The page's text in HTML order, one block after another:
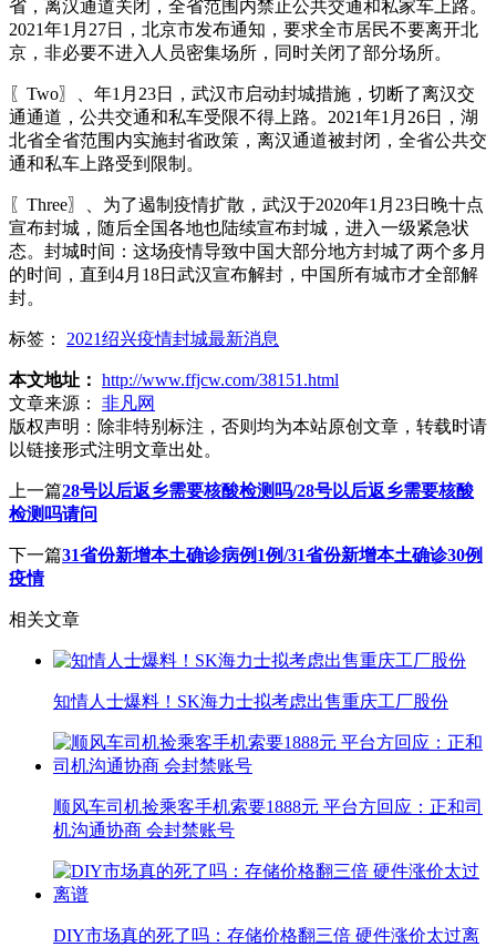
省，离汉通道关闭，全省范围内禁止公共交通和私家车上路。
2021年1月27日，北京市发布通知，要求全市居民不要离开北
京，非必要不进入人员密集场所，同时关闭了部分场所。
〖Two〗、年1月23日，武汉市启动封城措施，切断了离汉交
通通道，公共交通和私车受限不得上路。2021年1月26日，湖
北省全省范围内实施封省政策，离汉通道被封闭，全省公共交
通和私车上路受到限制。
〖Three〗、为了遏制疫情扩散，武汉于2020年1月23日晚十点
宣布封城，随后全国各地也陆续宣布封城，进入一级紧急状
态。封城时间：这场疫情导致中国大部分地方封城了两个多月
的时间，直到4月18日武汉宣布解封，中国所有城市才全部解
封。
标签： 2021绍兴疫情封城最新消息
本文地址： http://www.ffjcw.com/38151.html
文章来源：
非凡网
版权声明： 除非特别标注，否则均为本站原创文章，转载时请
以链接形式注明文章出处。
上一篇28号以后返乡需要核酸检测吗/28号以后返乡需要核酸
检测吗请问
下一篇31省份新增本土确诊病例1例/31省份新增本土确诊30例
疫情
相关文章
知情人士爆料！SK海力士拟考虑出售重庆工厂股份
顺风车司机捡乘客手机索要1888元 平台方回应：正和司
机沟通协商 会封禁账号
DIY市场真的死了吗：存储价格翻三倍 硬件涨价太过离